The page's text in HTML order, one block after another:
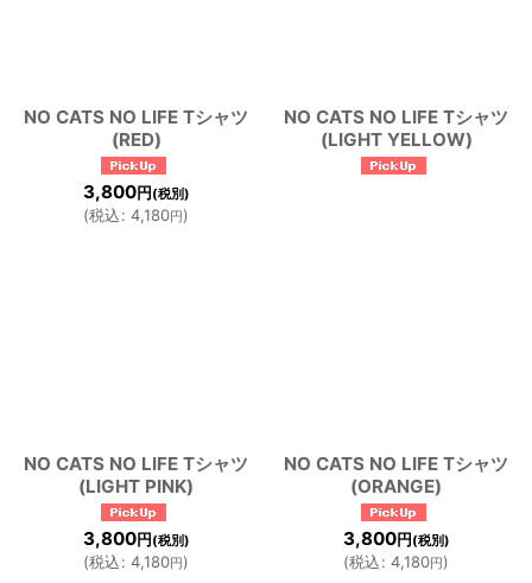
NO CATS NO LIFE Tシャツ
(RED)
3,800円 (税別)
(税込: 4,180円)
NO CATS NO LIFE Tシャツ
(LIGHT YELLOW)
NO CATS NO LIFE Tシャツ
(LIGHT PINK)
3,800円 (税別)
(税込: 4,180円)
NO CATS NO LIFE Tシャツ
(ORANGE)
3,800円 (税別)
(税込: 4,180円)